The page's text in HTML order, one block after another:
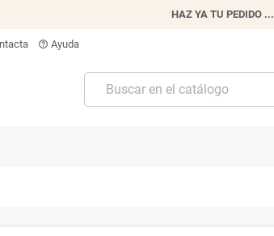
HAZ YA TU PEDIDO ...
help_outline Ayuda